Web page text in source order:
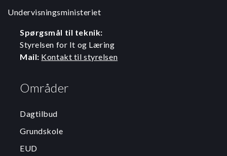
Undervisningsministeriet
Spørgsmål til teknik:
Styrelsen for It og Læring
Mail: Kontakt til styrelsen
Områder
Dagtilbud
Grundskole
EUD